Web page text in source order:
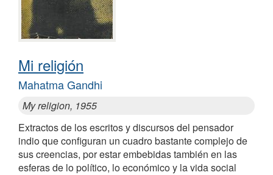
Mi religión
Mahatma Gandhi
My religion, 1955
Extractos de los escritos y discursos del pensador
indio que configuran un cuadro bastante complejo de
sus creencias, por estar embebidas también en las
esferas de lo político, lo económico y la vida social